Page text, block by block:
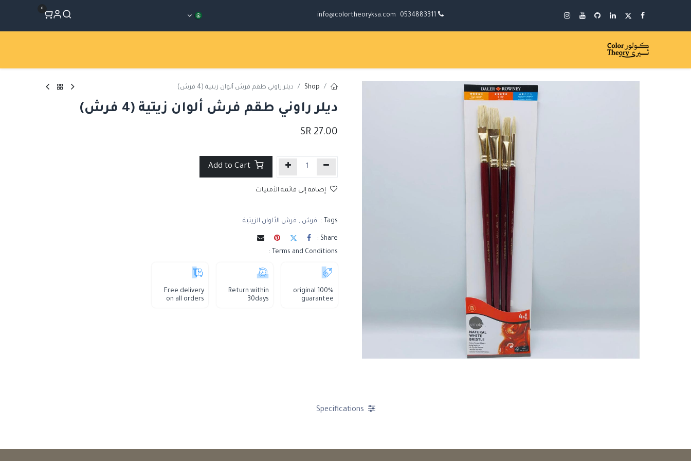
0534883311
info@colortheoryksa.com
0
Shop ديلر راوني طقم فرش ألوان زيتية (4 فرش)
ديلر راوني طقم فرش ألوان زيتية (4 فرش)
27.00
Add to Cart
إضافة إلى قائمة الأمنيات
Tags : فرش , فرش الألوان الزيتية
Share :
Terms and Conditions :
100% original
guarantee
Return within
30days
Free delivery
on all orders